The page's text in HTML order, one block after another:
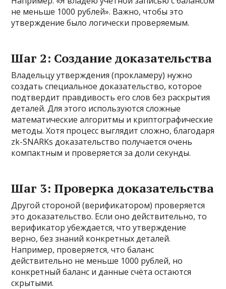
не меньше 1000 рублей». Важно, чтобы это
утверждение было логически проверяемым.
Шаг 2: Создание доказательства
Владельцу утверждения (прокламеру) нужно
создать специальное доказательство, которое
подтвердит правдивость его слов без раскрытия
деталей. Для этого используются сложные
математические алгоритмы и криптографические
методы. Хотя процесс выглядит сложно, благодаря
zk-SNARKs доказательство получается очень
компактным и проверяется за доли секунды.
Шаг 3: Проверка доказательства
Другой стороной (верификатором) проверяется
это доказательство. Если оно действительно, то
верификатор убеждается, что утверждение
верно, без знаний конкретных деталей.
Например, проверяется, что баланс
действительно не меньше 1000 рублей, но
конкретный баланс и данные счёта остаются
скрытыми.